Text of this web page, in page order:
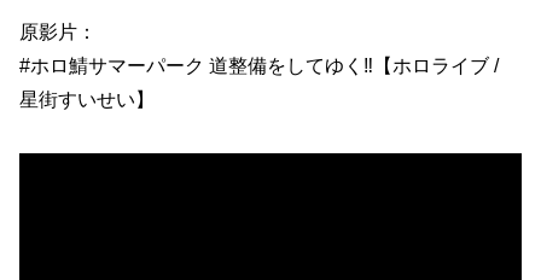
原影片：
#ホロ鯖サマーパーク 道整備をしてゆく‼【ホロライブ /
星街すいせい】